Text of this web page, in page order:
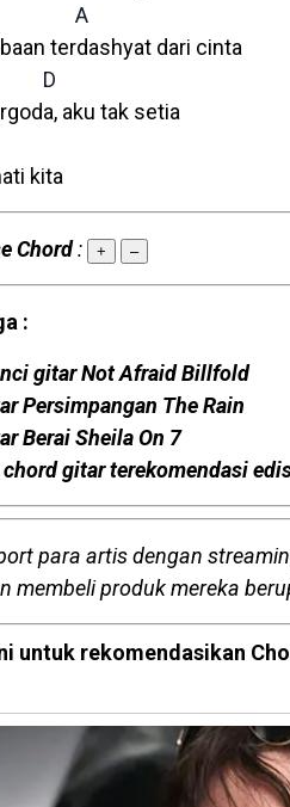
A
terdashyat dari cinta
D
aku tak setia
kita
Chord: + –
:
gitar Not Afraid Billfold
Persimpangan The Rain
Berai Sheila On 7
chord gitar terekomendasi
para artis dengan
membeli produk mereka
untuk rekomendasikan